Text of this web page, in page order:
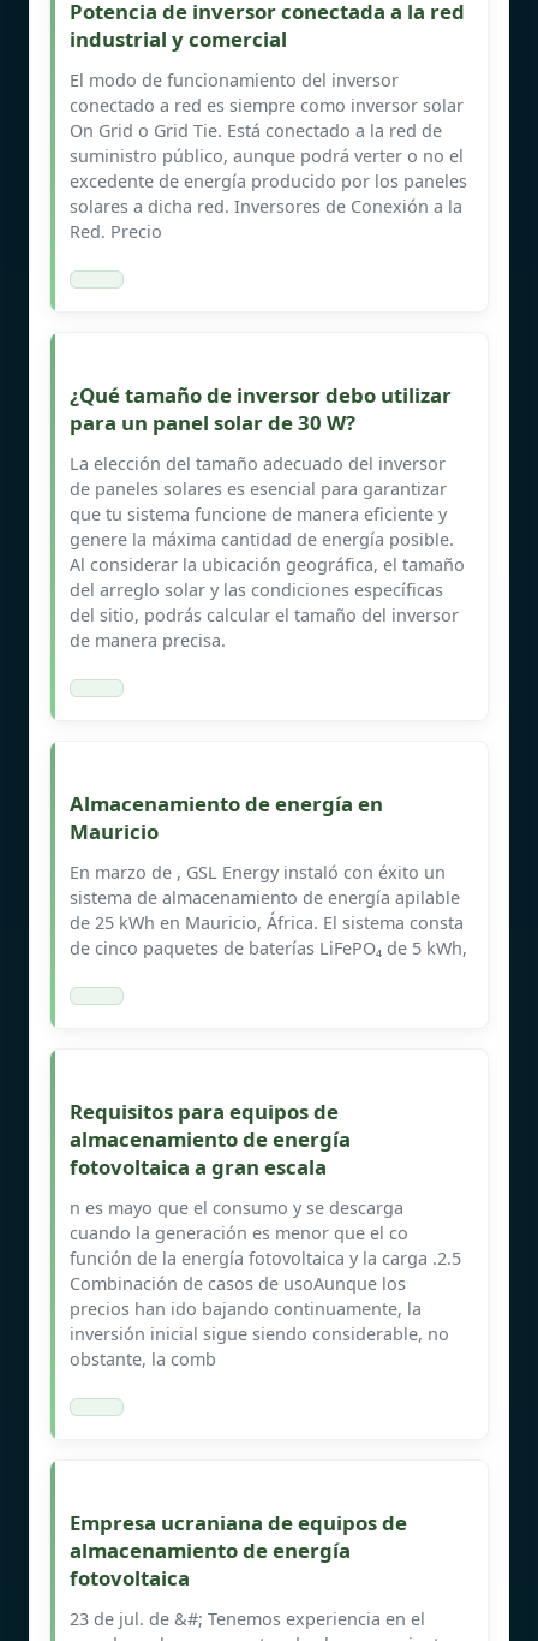
Potencia de inversor conectada a la red
industrial y comercial
El modo de funcionamiento del inversor
conectado a red es siempre como inversor solar
On Grid o Grid Tie. Está conectado a la red de
suministro público, aunque podrá verter o no el
excedente de energía producido por los paneles
solares a dicha red. Inversores de Conexión a la
Red. Precio
¿Qué tamaño de inversor debo utilizar
para un panel solar de 30 W?
La elección del tamaño adecuado del inversor
de paneles solares es esencial para garantizar
que tu sistema funcione de manera eficiente y
genere la máxima cantidad de energía posible.
Al considerar la ubicación geográfica, el tamaño
del arreglo solar y las condiciones específicas
del sitio, podrás calcular el tamaño del inversor
de manera precisa.
Almacenamiento de energía en
Mauricio
En marzo de , GSL Energy instaló con éxito un
sistema de almacenamiento de energía apilable
de 25 kWh en Mauricio, África. El sistema consta
de cinco paquetes de baterías LiFePO₄ de 5 kWh,
Requisitos para equipos de
almacenamiento de energía
fotovoltaica a gran escala
n es mayo que el consumo y se descarga
cuando la generación es menor que el co
función de la energía fotovoltaica y la carga .2.5
Combinación de casos de usoAunque los
precios han ido bajando continuamente, la
inversión inicial sigue siendo considerable, no
obstante, la comb
Empresa ucraniana de equipos de
almacenamiento de energía
fotovoltaica
23 de jul. de &#; Tenemos experiencia en el